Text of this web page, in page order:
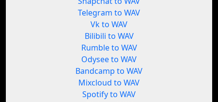
Telegram to WAV
Vk to WAV
Bilibili to WAV
Rumble to WAV
Odysee to WAV
Bandcamp to WAV
Mixcloud to WAV
Spotify to WAV